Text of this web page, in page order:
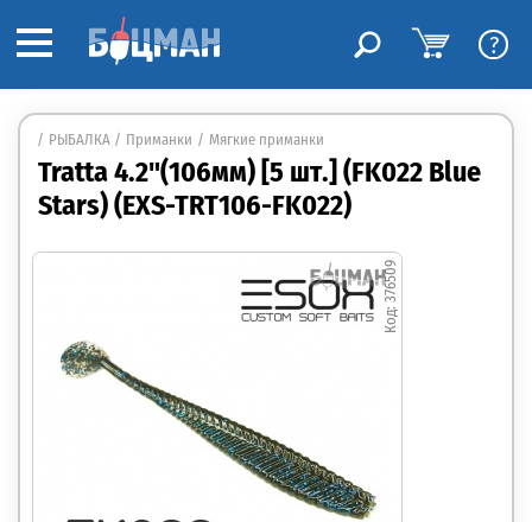
?
РЫБАЛКА Приманки Мягкие приманки
Tratta 4.2"(106мм) [5 шт.] (FK022 Blue
Stars) (EXS-TRT106-FK022)
376509